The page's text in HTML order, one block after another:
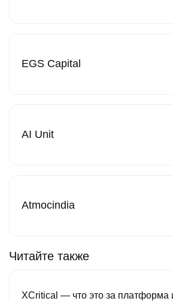
EGS Capital
AI Unit
Atmocindia
Читайте также
XCritical — что это за платформа